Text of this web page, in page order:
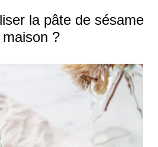
la pâte de sésame
maison ?